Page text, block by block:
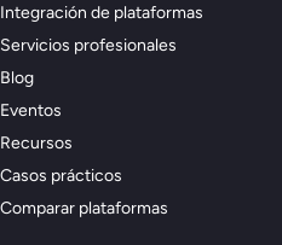
Integración de plataformas
Servicios profesionales
Blog
Eventos
Recursos
Casos prácticos
Comparar plataformas